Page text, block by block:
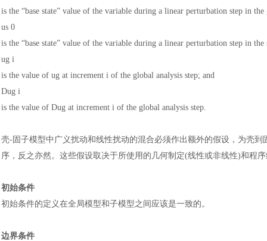
is the “base state” value of the variable during a linear perturbation step in the
us 0
is the “base state” value of the variable during a linear perturbation step in the
ug i
is the value of ug at increment i of the global analysis step; and
Dug i
is the value of Dug at increment i of the global analysis step.
壳-固子模型中广义扰动和线性扰动的混合必须作出额外的假设，为壳
序，反之亦然。这些假设取决于所使用的几何制定(线性或非线性)和程
初始条件
初始条件的定义在全局模型和子模型之间应该是一致的。
边界条件